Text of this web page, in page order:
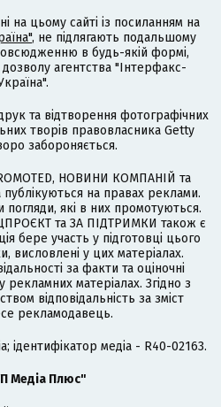
на цьому сайті із посиланням на
, не підлягають подальшому
в будь-якій формі,
агентства "Інтерфакс-
та відтворення фотографічних
творів правовласника Getty
забороняється.
НОВИНИ КОМПАНІЙ та
на правах реклами.
погляди, які в них промотуються.
та ЗА ПІДТРИМКИ також є
бере участь у підготовці цього
висловлені у цих матеріалах.
за факти та оціночні
матеріалах. Згідно з
відповідальність за зміст
рекламодавець.
ідентифікатор медіа - R40-02163.
Медіа Плюс"